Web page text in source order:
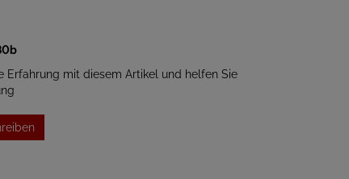
Erfahrung mit diesem Artikel und helfen Sie